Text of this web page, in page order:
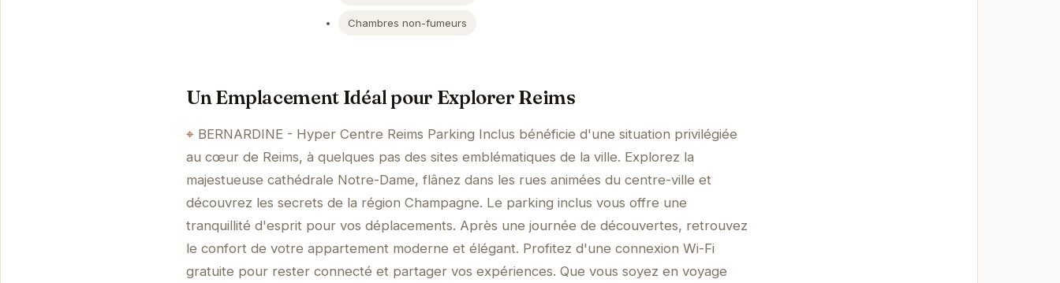
Chambres non-fumeurs
Un Emplacement Idéal pour Explorer Reims
BERNARDINE - Hyper Centre Reims Parking Inclus bénéficie d'une situation privilégiée
au cœur de Reims, à quelques pas des sites emblématiques de la ville. Explorez la
majestueuse cathédrale Notre-Dame, flânez dans les rues animées du centre-ville et
découvrez les secrets de la région Champagne. Le parking inclus vous offre une
tranquillité d'esprit pour vos déplacements. Après une journée de découvertes, retrouvez
le confort de votre appartement moderne et élégant. Profitez d'une connexion Wi-Fi
gratuite pour rester connecté et partager vos expériences. Que vous soyez en voyage